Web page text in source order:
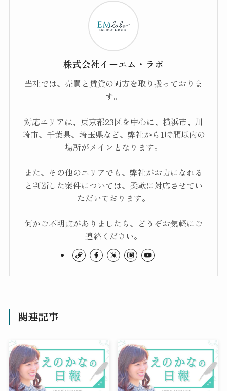
株式会社イーエム・ラボ
当社では、売買と賃貸の両方を取り扱っておりま
す。
対応エリアは、東京都23区を中心に、横浜市、川
崎市、千葉県、埼玉県など、弊社から1時間以内の
場所がメインとなります。
また、その他のエリアでも、弊社がお力になれる
と判断した案件については、柔軟に対応させてい
ただいております。
何かご不明点がありましたら、どうぞお気軽にご
連絡ください。
関連記事